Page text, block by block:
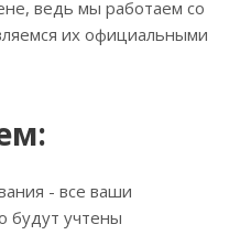
ведь мы работаем со
их официальными
- все ваши
будут учтены